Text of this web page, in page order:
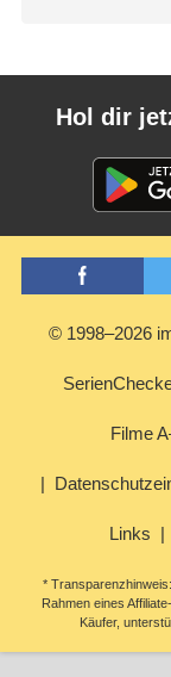
Hol dir
© 1998–2026
Filme
Links
*
Rahmen eines
Käufer,